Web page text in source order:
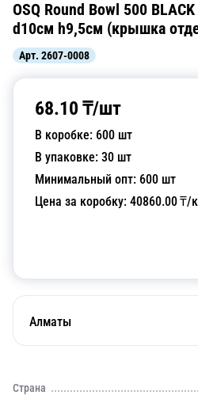
OSQ Round Bowl 500
d10см h9,5см (крышка
Арт. 2607-0008
68.10 ₸/шт
В коробке: 600 шт
В упаковке: 30 шт
Минимальный опт: 600 шт
Цена за коробку: 40860.00₸/
Алматы
Страна